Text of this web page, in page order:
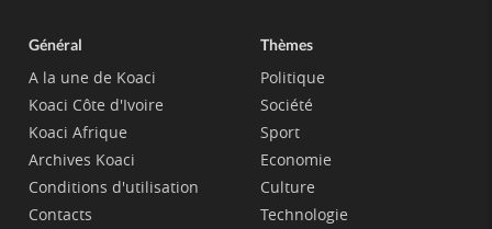
Général
A la une de Koaci
Koaci Côte d'Ivoire
Koaci Afrique
Archives Koaci
Conditions d'utilisation
Contacts
Thèmes
Politique
Société
Sport
Economie
Culture
Technologie